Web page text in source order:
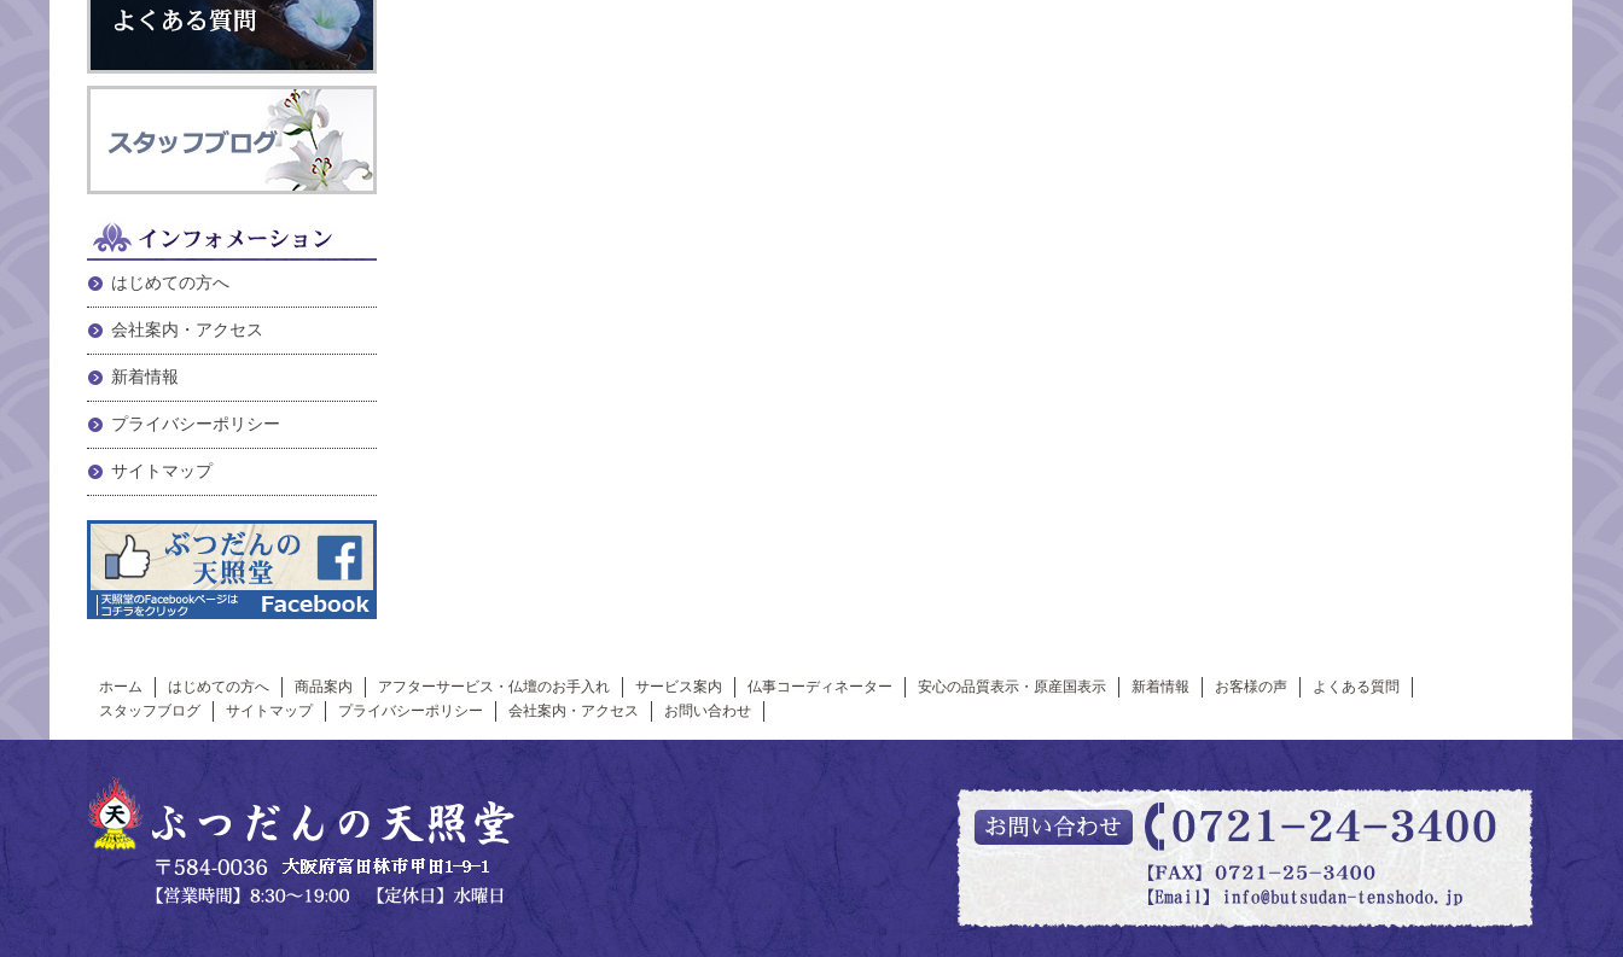
はじめての方へ
会社案内・アクセス
新着情報
プライバシーポリシー
サイトマップ
ホーム はじめての方へ 商品案内 アフターサービス・仏壇のお手入れ サービス案内 仏事コーディネーター 安心の品質表示・原産国表示 新着情報 お客様の声
よくある質問
スタッフブログ
サイトマップ プライバシーポリシー 会社案内・アクセス お問い合わせ